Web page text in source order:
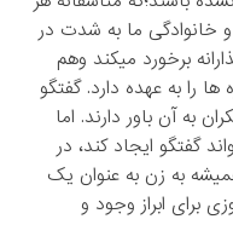
خانوادگی ما به شدت در
برخورد میکند وهم
را به عهده دارد. گفتگو
به آن باور دارند. اما
گفتگو ایجاد کند، در
به زن به عنوان یک
برای ابراز وجود و